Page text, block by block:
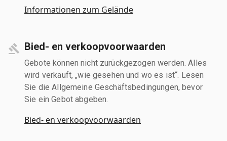
Informationen zum Gelände
Bied- en verkoopvoorwaarden
Gebote können nicht zurückgezogen werden. Alles
wird verkauft, „wie gesehen und wo es ist“. Lesen
Sie die Allgemeine Geschäftsbedingungen, bevor
Sie ein Gebot abgeben.
Bied- en verkoopvoorwaarden